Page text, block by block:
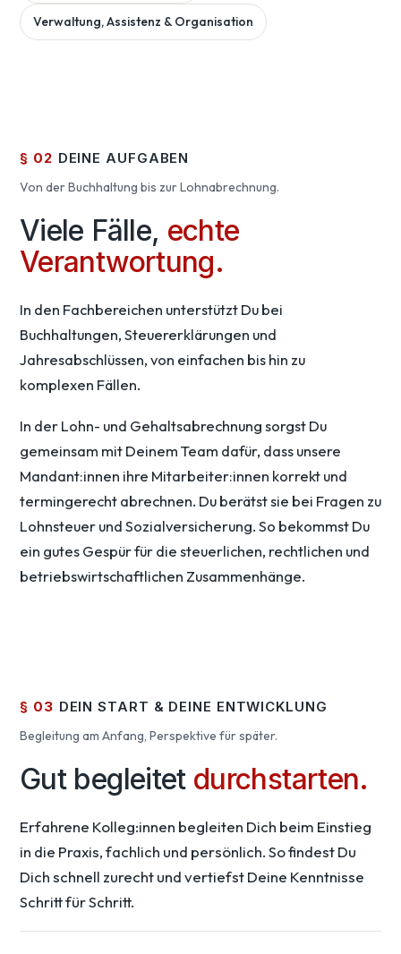
Verwaltung, Assistenz & Organisation
§ 02 DEINE AUFGABEN
Von der Buchhaltung bis zur Lohnabrechnung.
Viele Fälle, echte
Verantwortung.
In den Fachbereichen unterstützt Du bei
Buchhaltungen, Steuererklärungen und
Jahresabschlüssen, von einfachen bis hin zu
komplexen Fällen.
In der Lohn- und Gehaltsabrechnung sorgst Du
gemeinsam mit Deinem Team dafür, dass unsere
Mandant:innen ihre Mitarbeiter:innen korrekt und
termingerecht abrechnen. Du berätst sie bei Fragen zu
Lohnsteuer und Sozialversicherung. So bekommst Du
ein gutes Gespür für die steuerlichen, rechtlichen und
betriebswirtschaftlichen Zusammenhänge.
§ 03 DEIN START & DEINE ENTWICKLUNG
Begleitung am Anfang, Perspektive für später.
Gut begleitet durchstarten.
Erfahrene Kolleg:innen begleiten Dich beim Einstieg
in die Praxis, fachlich und persönlich. So findest Du
Dich schnell zurecht und vertiefst Deine Kenntnisse
Schritt für Schritt.